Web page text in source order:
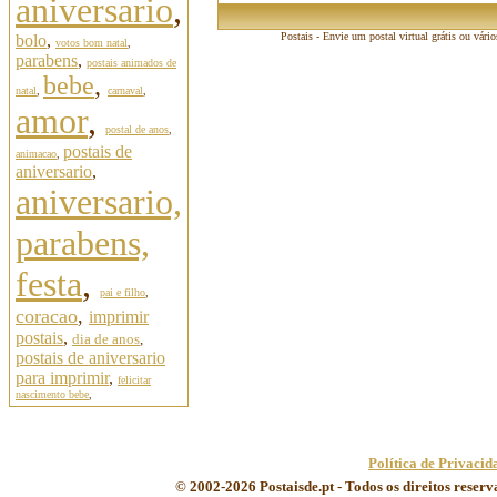
aniversario,
bolo, votos bom natal
parabens, postais animados de
natal bebe, carnaval
amor, postal de anos
animacao postais de
aniversario,
aniversario,
parabens,
festa, pai e filho
coracao, imprimir
postais, dia de anos,
postais de aniversario
para imprimir, felicitar
nascimento bebe
Postais - Envie um postal virtual grátis ou
Política de
© 2002-2026 Postaisde.pt - Todos os direitos